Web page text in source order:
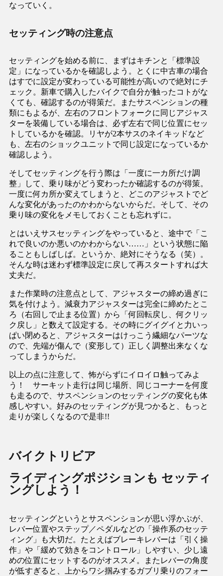
なっていく。
セッティング時の注意点
セッティングを始める前に、まずはキチンと「標準設
定」になっているかを確認しよう。とくに中古車の場合
はすでに設定が変わっている可能性が高いので絶対にチ
ェック。新車で購入したバイクで自分が触ったコトがな
くても、確認するのが得策だ。またサスペンションの種
類にもよるが、左右のフロントフォークに同じアジャス
ターを装備している場合は、必ず左右で同じ位置にセッ
トしているかを確認。リヤが2本サスのネイキッドなど
も、左右のショックユニットで同じ設定になっているか
確認しよう。
そしてセッティングを行う際は「一度に一カ所だけ調
整」して、乗り味がどう変わったか確認するのが得策。
一度に何カ所か変えてしまうと、どこのアジャストでど
んな変化があったのかわからないからだ。そして、その
乗り味の変化をメモしておくことも忘れずに。
とはいえサスセッティングをやっていると、途中で「こ
れで良いのか悪いのかわからない……」という状態に陥
ることもしばしば。というか、絶対にそうなる（笑）。
そんな時は迷わず標準設定に戻して再スタートすれば大
丈夫だ。
また作業時の注意点として、アジャスターの締め過ぎに
気を付けよう。減衰力アジャスターは完全に締めたとこ
ろ（右回しで止まる位置）から「何回転戻し、何クリッ
ク戻し」と数えて設定する。その時にグイグイと力いっ
ぱい閉めると、アジャスターはけっこう繊細なパーツな
ので、先端が傷んで（変形して）正しく調整出来なくな
ってしまうからだ。
以上の点に注意して、怖がらずにイロイロ触ってみよ
う！ サーキット走行は同じ場所、同じコーナーを何度
も走るので、サスペンションのセッティングの変化も体
感しやすい。好みのセッティングが見つかると、もっと
走りが楽しくなるので是非!!
バイクトリビア
ライディングポジションも セッティ
ングしよう！
セッティングというとサスペンションが思い浮かぶが、
レバー位置やステップ／ペダルなどの「操作系のセッテ
ィング」も大切だ。たとえばブレーキレバーは「引く操
作」や「緩めて効きをコントロール」しやすい、少し遠
めの位置にセットするのがオススメ。またレバーの角度
が低すぎると、上からワシ掴みするガブリ乗りのフォー